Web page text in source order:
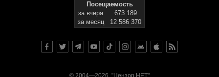
Посещаемость
за вчера
673 189
за месяц
12 586 370
© 2004—2026, "Цензор.НЕТ"